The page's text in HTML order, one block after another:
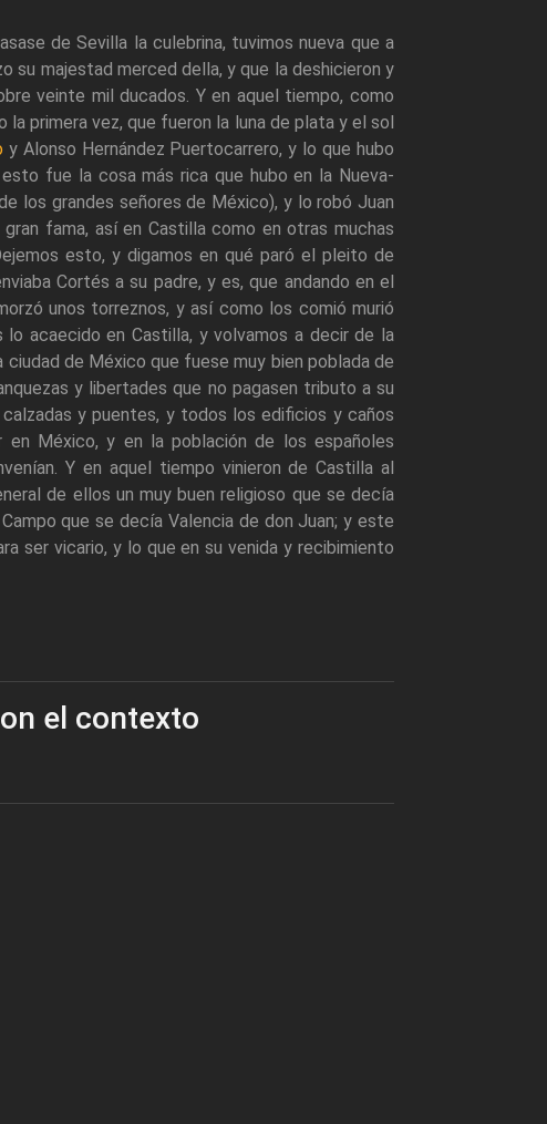
de Sevilla la culebrina, tuvimos nueva que a
su majestad merced della, y que la deshicieron y
veinte mil ducados. Y en aquel tiempo, como
la primera vez, que fueron la luna de plata y el sol
y Alonso Hernández Puertocarrero, y lo que hubo
esto fue la cosa más rica que hubo en la Nueva-
los grandes señores de México), y lo robó Juan
fama, así en Castilla como en otras muchas
esto, y digamos en qué paró el pleito de
Cortés a su padre, y es, que andando en el
unos torreznos, y así como los comió murió
lo acaecido en Castilla, y volvamos a decir de la
de México que fuese muy bien poblada de
y libertades que no pagasen tributo a su
y puentes, y todos los edificios y caños
México, y en la población de los españoles
Y en aquel tiempo vinieron de Castilla al
de ellos un muy buen religioso que se decía
que se decía Valencia de don Juan; y este
ser vicario, y lo que en su venida y recibimiento
el contexto